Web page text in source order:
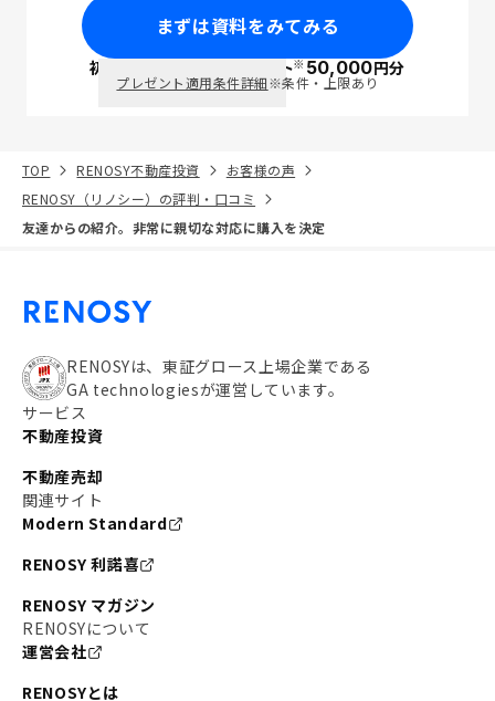
まずは資料をみてみる
初回面談で ポイント※50,000円分
プレゼント適用条件詳細※条件・上限あり
TOP RENOSY不動産投資
お客様の声
RENOSY（リノシー）の評判・口コミ
友達からの紹介。非常に親切な対応に購入を決定
RENOSYは、東証グロース上場企業である
GA technologiesが運営しています。
サービス
不動産投資
不動産売却
関連サイト
Modern Standard
RENOSY 利諾喜
RENOSY マガジン
RENOSYについて
運営会社
RENOSYとは